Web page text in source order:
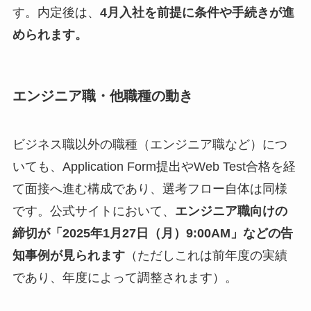
す。内定後は、 4月入社を前提に条件や手続きが進
められます。
エンジニア職・他職種の動き
ビジネス職以外の職種（エンジニア職など）につ
いても、Application Form提出やWeb Test合格を経
て面接へ進む構成であり、選考フロー自体は同様
です。公式サイトにおいて、 エンジニア職向けの
締切が「2025年1月27日（月）9:00AM」などの告
知事例が見られます（ただしこれは前年度の実績
であり、年度によって調整されます）。